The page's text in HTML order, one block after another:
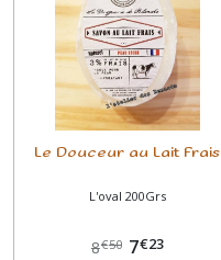
Le Douceur au Lait Frais
L'oval 200Grs
8€50 7€23